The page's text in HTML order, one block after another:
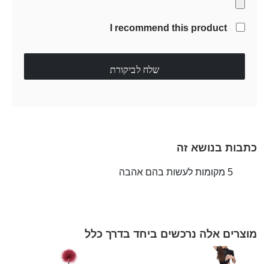
I recommend this product
שלח לביקורת
כתבות בנושא זה
5 מקומות לעשות בהם אהבה
מוצרים אלה נרכשים ביחד בדרך כלל